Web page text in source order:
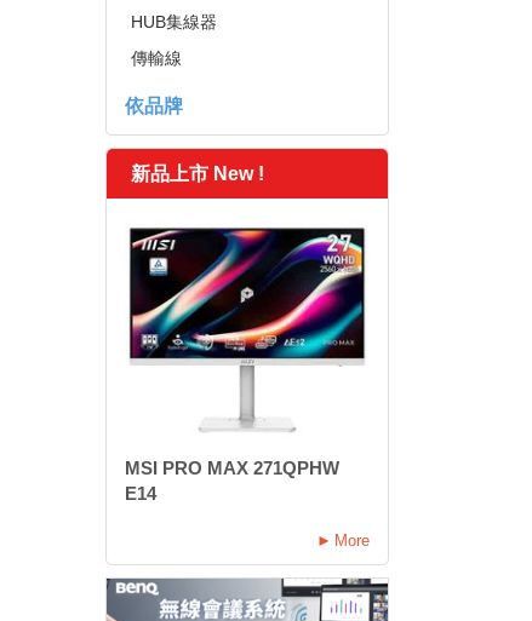
HUB集線器
傳輸線
依品牌
新品上市 New !
MSI PRO MAX 271QPHW
E14
More